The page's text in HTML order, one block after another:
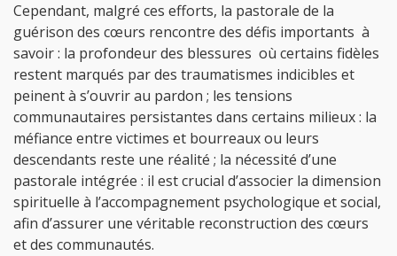
Cependant, malgré ces efforts, la pastorale de la
guérison des cœurs rencontre des défis importants à
savoir : la profondeur des blessures où certains fidèles
restent marqués par des traumatismes indicibles et
peinent à s’ouvrir au pardon ; les tensions
communautaires persistantes dans certains milieux : la
méfiance entre victimes et bourreaux ou leurs
descendants reste une réalité ; la nécessité d’une
pastorale intégrée : il est crucial d’associer la dimension
spirituelle à l’accompagnement psychologique et social,
afin d’assurer une véritable reconstruction des cœurs
et des communautés.